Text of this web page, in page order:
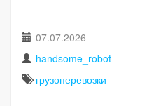
07.07.2026
handsome_robot
грузоперевозки